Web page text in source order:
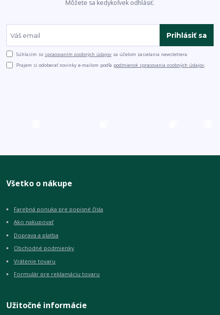
Môžete sa kedykoľvek odhlásiť.
Prihlásiť sa
Súhlasím so spracovaním osobných údajov za účelom zasielania newslettera.
Prajem si odoberať novinky e-mailom podľa podmienok spracovania osobných údajov.
Všetko o nákupe
Farebná ponuka pre popisné čísla
Ako nakupovať
Doprava a platba
Obchodné podmienky
Vrátenie tovaru
Formulár pre reklamáciu tovaru
Užitočné informácie